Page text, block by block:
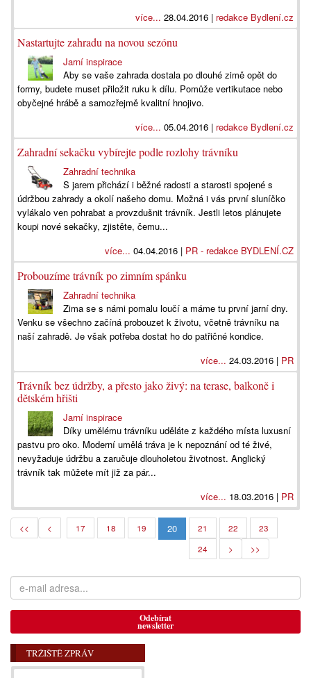
více... 28.04.2016 | redakce Bydlení.cz
Nastartujte zahradu na novou sezónu
Jarní inspirace
Aby se vaše zahrada dostala po dlouhé zimě opět do
formy, budete muset přiložit ruku k dílu. Pomůže vertikutace nebo
obyčejné hrábě a samozřejmě kvalitní hnojivo.
více... 05.04.2016 | redakce Bydlení.cz
Zahradní sekačku vybírejte podle rozlohy trávníku
Zahradní technika
S jarem přichází i běžné radosti a starosti spojené s
údržbou zahrady a okolí našeho domu. Možná i vás první sluníčko
vylákalo ven pohrabat a provzdušnit trávník. Jestli letos plánujete
koupi nové sekačky, zjistěte, čemu...
více... 04.04.2016 | PR - redakce BYDLENÍ.CZ
Probouzíme trávník po zimním spánku
Zahradní technika
Zima se s námi pomalu loučí a máme tu první jarní dny.
Venku se všechno začíná probouzet k životu, včetně trávníku na
naší zahradě. Je však potřeba dostat ho do patřičné kondice.
více... 24.03.2016 | PR
Trávník bez údržby, a přesto jako živý: na terase, balkoně i
dětském hřišti
Jarní inspirace
Díky umělému trávníku uděláte z každého místa luxusní
pastvu pro oko. Moderní umělá tráva je k nepoznání od té živé,
nevyžaduje údržbu a zaručuje dlouholetou životnost. Anglický
trávník tak můžete mít již za pár...
více... 18.03.2016 | PR
<< < 17 18 19 20 21 22
23
24
> >>
Odebírat
newsletter
TRŽIŠTĚ ZPRÁV